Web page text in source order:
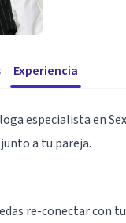
Experiencia
especialista en
a tu pareja.
re-conectar con